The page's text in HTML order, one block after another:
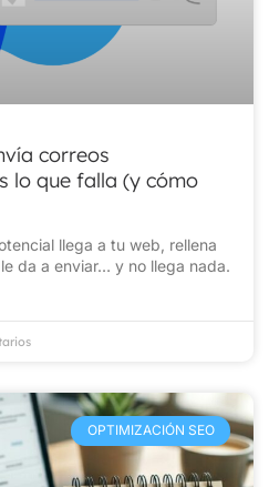
correos
lo que falla (y cómo
llega a tu web, rellena
da a enviar… y no llega nada.
OPTIMIZACIÓN SEO